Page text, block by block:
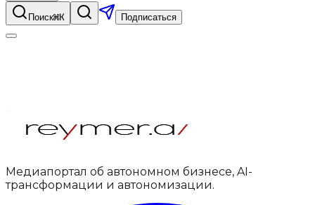
Поиск⌘K Подписаться
Медиапортал об автономном бизнесе, AI-
трансформации и автономизации.